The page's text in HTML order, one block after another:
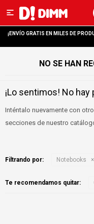

¡ENVÍO GRATIS EN MILES DE
NO SE HAN
¡Lo sentimos! No
Inténtalo nuevamente con
secciones de nuestro
Filtrando por: Notebooks
Te recomendamos quitar: